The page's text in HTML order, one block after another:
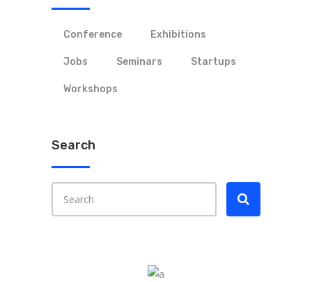
Conference Exhibitions
Jobs Seminars Startups
Workshops
Search